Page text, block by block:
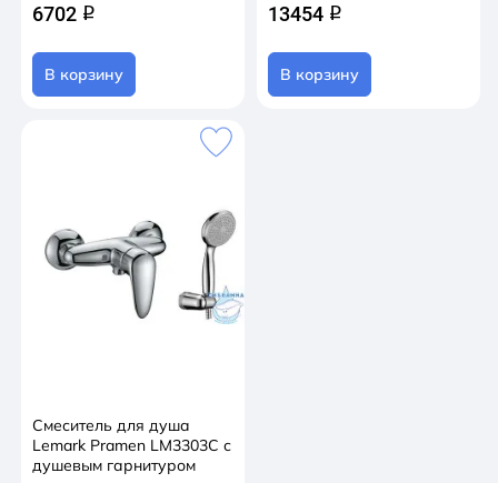
6702 q
В корзину
13454 q
В корзину
Смеситель для душа
Lemark Pramen LM3303C с
душевым гарнитуром